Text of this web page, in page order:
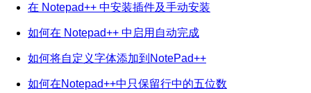
在 Notepad++ 中安装插件及手动安装
如何在 Notepad++ 中启用自动完成
如何将自定义字体添加到NotePad++
如何在Notepad++中只保留行中的五位数